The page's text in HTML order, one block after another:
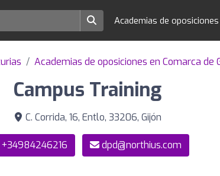
Academias de
Academias de oposiciones en Comarca de
Campus Training
C. Corrida, 16, Entlo, 33206, Gijón
dpd@northius.com